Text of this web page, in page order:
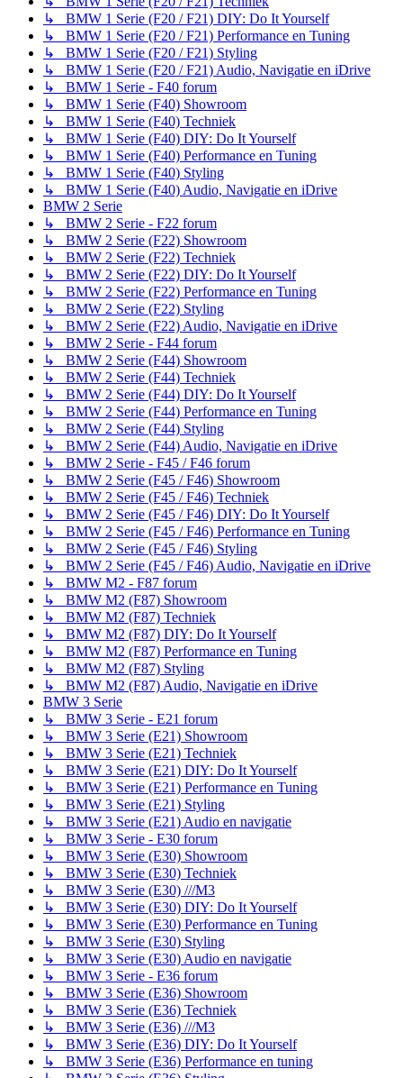
↳ BMW 1 Serie (F20 / F21) DIY: Do It Yourself
↳ BMW 1 Serie (F20 / F21) Performance en Tuning
↳ BMW 1 Serie (F20 / F21) Styling
↳ BMW 1 Serie (F20 / F21) Audio, Navigatie en iDrive
↳ BMW 1 Serie - F40 forum
↳ BMW 1 Serie (F40) Showroom
↳ BMW 1 Serie (F40) Techniek
↳ BMW 1 Serie (F40) DIY: Do It Yourself
↳ BMW 1 Serie (F40) Performance en Tuning
↳ BMW 1 Serie (F40) Styling
↳ BMW 1 Serie (F40) Audio, Navigatie en iDrive
BMW 2 Serie
↳ BMW 2 Serie - F22 forum
↳ BMW 2 Serie (F22) Showroom
↳ BMW 2 Serie (F22) Techniek
↳ BMW 2 Serie (F22) DIY: Do It Yourself
↳ BMW 2 Serie (F22) Performance en Tuning
↳ BMW 2 Serie (F22) Styling
↳ BMW 2 Serie (F22) Audio, Navigatie en iDrive
↳ BMW 2 Serie - F44 forum
↳ BMW 2 Serie (F44) Showroom
↳ BMW 2 Serie (F44) Techniek
↳ BMW 2 Serie (F44) DIY: Do It Yourself
↳ BMW 2 Serie (F44) Performance en Tuning
↳ BMW 2 Serie (F44) Styling
↳ BMW 2 Serie (F44) Audio, Navigatie en iDrive
↳ BMW 2 Serie - F45 / F46 forum
↳ BMW 2 Serie (F45 / F46) Showroom
↳ BMW 2 Serie (F45 / F46) Techniek
↳ BMW 2 Serie (F45 / F46) DIY: Do It Yourself
↳ BMW 2 Serie (F45 / F46) Performance en Tuning
↳ BMW 2 Serie (F45 / F46) Styling
↳ BMW 2 Serie (F45 / F46) Audio, Navigatie en iDrive
↳ BMW M2 - F87 forum
↳ BMW M2 (F87) Showroom
↳ BMW M2 (F87) Techniek
↳ BMW M2 (F87) DIY: Do It Yourself
↳ BMW M2 (F87) Performance en Tuning
↳ BMW M2 (F87) Styling
↳ BMW M2 (F87) Audio, Navigatie en iDrive
BMW 3 Serie
↳ BMW 3 Serie - E21 forum
↳ BMW 3 Serie (E21) Showroom
↳ BMW 3 Serie (E21) Techniek
↳ BMW 3 Serie (E21) DIY: Do It Yourself
↳ BMW 3 Serie (E21) Performance en Tuning
↳ BMW 3 Serie (E21) Styling
↳ BMW 3 Serie (E21) Audio en navigatie
↳ BMW 3 Serie - E30 forum
↳ BMW 3 Serie (E30) Showroom
↳ BMW 3 Serie (E30) Techniek
↳ BMW 3 Serie (E30) ///M3
↳ BMW 3 Serie (E30) DIY: Do It Yourself
↳ BMW 3 Serie (E30) Performance en Tuning
↳ BMW 3 Serie (E30) Styling
↳ BMW 3 Serie (E30) Audio en navigatie
↳ BMW 3 Serie - E36 forum
↳ BMW 3 Serie (E36) Showroom
↳ BMW 3 Serie (E36) Techniek
↳ BMW 3 Serie (E36) ///M3
↳ BMW 3 Serie (E36) DIY: Do It Yourself
↳ BMW 3 Serie (E36) Performance en tuning